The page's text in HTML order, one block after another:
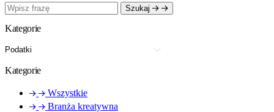
Szukaj
Kategorie
Kategorie
Wszystkie
Branża kreatywna